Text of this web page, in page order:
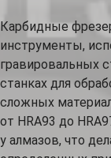
Карбидные
инструменты,
гравировальных
станках для
сложных
от HRA93 до
у алмазов, что